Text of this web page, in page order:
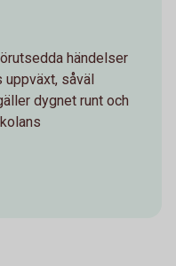
händelser
uppväxt, såväl
dygnet runt och